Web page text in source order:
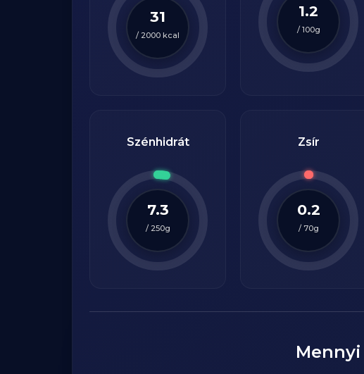
31
/ 2000 kcal
1.2
/100g
Szénhidrát
7.3
/ 250g
Zsír
0.2
/70g
Mennyi